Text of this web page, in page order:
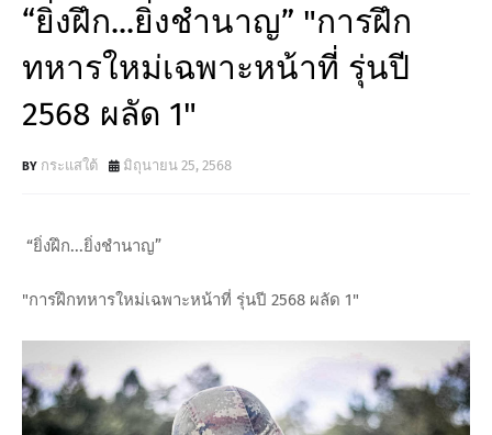
“ยิ่งฝึก...ยิ่งชำนาญ” "การฝึก
ทหารใหม่เฉพาะหน้าที่ รุ่นปี
2568 ผลัด 1"
กระแสใต้ มิถุนายน 25, 2568
“ยิ่งฝึก...ยิ่งชำนาญ”
"การฝึกทหารใหม่เฉพาะหน้าที่ รุ่นปี 2568 ผลัด 1"